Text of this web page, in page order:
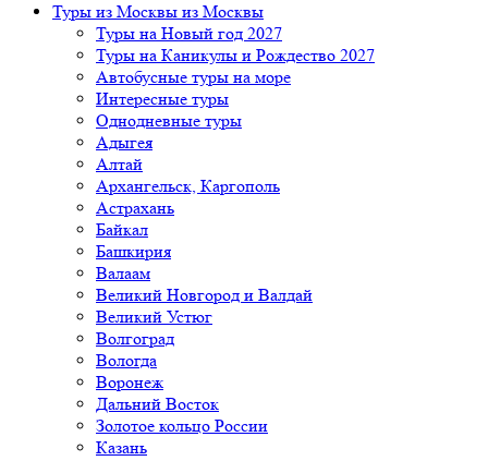
Туры из Москвы из Москвы
Туры на Новый год 2027
Туры на Каникулы и Рождество 2027
Автобусные туры на море
Интересные туры
Однодневные туры
Адыгея
Алтай
Архангельск, Каргополь
Астрахань
Байкал
Башкирия
Валаам
Великий Новгород и Валдай
Великий Устюг
Волгоград
Вологда
Воронеж
Дальний Восток
Золотое кольцо России
Казань